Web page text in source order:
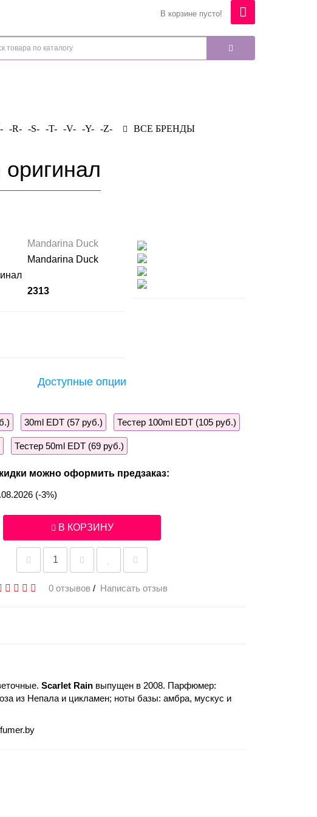
В корзине пусто!
-R- -S- -T- -V- -Y- -Z- ВСЕ БРЕНДЫ
Mandarina Duck
Mandarina Duck
2313
Доступные опции
30ml EDT (57 руб.) Тестер 100ml EDT (105 руб.)
Тестер 50ml EDT (69 руб.)
можно оформить предзаказ:
(-3%)
В КОРЗИНУ
0 отзывов / Написать отзыв
Scarlet Rain выпущен в 2008. Парфюмер:
из Непала и цикламен; ноты базы: амбра, мускус и